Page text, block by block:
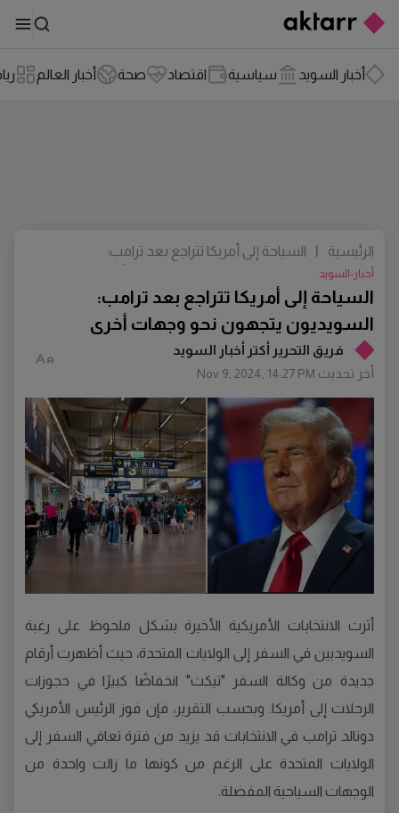
أخبار السويد سياسية اقتصاد صحة أخبار العالم
فريق التحرير أكتر أخبار السويد
أخر تحديث Nov 9, 2024, 14:27 PM
السياحة إلى أمريكا تتراجع بعد ترامب:
السويديون يتجهون نحو وجهات أخرى
أخبار-السويد
الرئيسية
السياحة إلى أمريكا تتراجع بعد ترامب:
أثرت الانتخابات الأمريكية الأخيرة بشكل ملحوظ على رغبة
السويديين في السفر إلى الولايات المتحدة، حيث أظهرت أرقام
جديدة من وكالة السفر "تيكت" انخفاضًا كبيرًا في حجوزات
الرحلات إلى أمريكا. وبحسب التقرير، فإن فوز الرئيس الأمريكي
دونالد ترامب في الانتخابات قد يزيد من فترة تعافي السفر إلى
الولايات المتحدة على الرغم من كونها ما زالت واحدة من
الوجهات السياحية المفضلة.